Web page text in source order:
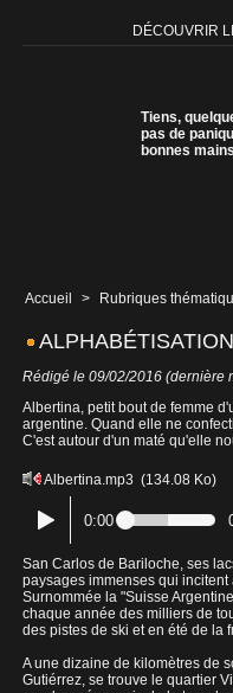
DÉCOUVRIR
Tiens,
pas de
bonnes
Accueil > Rubriques
Rédigé le 09/02/2016 (dernière
Albertina, petit bout de femme
argentine. Quand elle ne
C'est autour d'un maté qu'elle
Albertina.mp3 (134.08 Ko)
0:00
San Carlos de Bariloche, ses
paysages immenses qui
Surnommée la "Suisse
chaque année des milliers de
des pistes de ski et en été de la
A une dizaine de kilomètres de
Gutiérrez, se trouve le quartier